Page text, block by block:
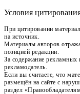
Условия
При цитировании
на источник.
Материалы авторов
позицией редакции.
За содержание рекламных
рекламодатель.
Если вы считаете, что
размещён на сайте с
раздел